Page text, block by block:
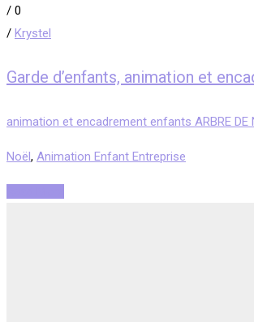
/ 0
/ Krystel
Garde d’enfants, animation et
animation et encadrement enfants ARBRE DE
Noël, Animation Enfant Entreprise